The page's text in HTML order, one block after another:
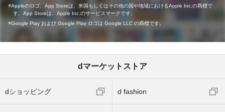
Appleのロゴ、App Storeは、米国もしくはその他の国や地域におけるApple Inc.の商標で
す。App Storeは、Apple Inc.のサービスマークです。
Google Play および Google Play ロゴは Google LLC の商標です。
dマーケットストア
dショッピング d fashion